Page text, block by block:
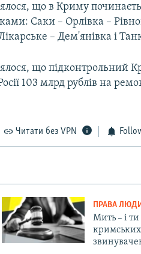
що в Криму
Саки – Орлівка –
– Дем'янівка і
що підконтрольний
103 млрд рублів на
Читати без VPN
ПРАВА
Мить – і
кримських